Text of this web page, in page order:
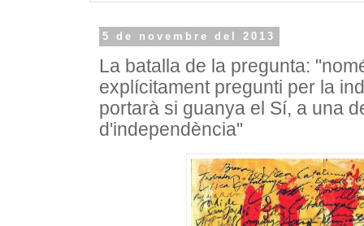
5 de novembre del 2013
La batalla de la pregunta:
explícitament pregunti per la
portarà si guanya el Sí, a una
d'independència"